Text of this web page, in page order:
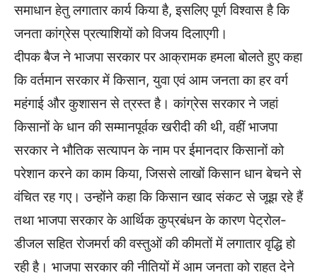
समाधान हेतु लगातार कार्य किया है, इसलिए पूर्ण विश्वास है कि
जनता कांग्रेस प्रत्याशियों को विजय दिलाएगी।
दीपक बैज ने भाजपा सरकार पर आक्रामक हमला बोलते हुए कहा
कि वर्तमान सरकार में किसान, युवा एवं आम जनता का हर वर्ग
महंगाई और कुशासन से त्रस्त है। कांग्रेस सरकार ने जहां
किसानों के धान की सम्मानपूर्वक खरीदी की थी, वहीं भाजपा
सरकार ने भौतिक सत्यापन के नाम पर ईमानदार किसानों को
परेशान करने का काम किया, जिससे लाखों किसान धान बेचने से
वंचित रह गए। उन्होंने कहा कि किसान खाद संकट से जूझ रहे हैं
तथा भाजपा सरकार के आर्थिक कुप्रबंधन के कारण पेट्रोल-
डीजल सहित रोजमर्रा की वस्तुओं की कीमतों में लगातार वृद्धि हो
रही है। भाजपा सरकार की नीतियों में आम जनता को राहत देने